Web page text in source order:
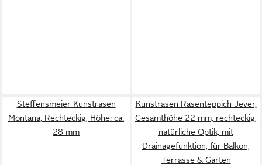
Steffensmeier Kunstrasen
Montana, Rechteckig, Höhe: ca.
28 mm
Kunstrasen Rasenteppich Jever,
Gesamthöhe 22 mm, rechteckig,
natürliche Optik, mit
Drainagefunktion, für Balkon,
Terrasse & Garten